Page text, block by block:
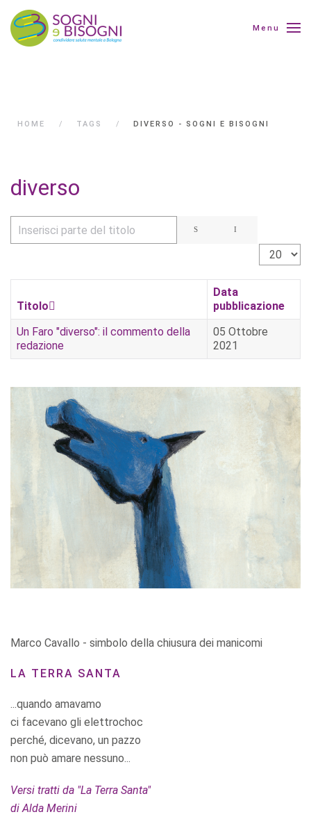
Menu
HOME TAGS DIVERSO - SOGNI E BISOGNI
diverso
Inserisci parte del titolo
Visualizza
Titolo
Data
pubblicazione
Un Faro "diverso": il commento della
redazione
05 Ottobre
2021
Marco Cavallo - simbolo della chiusura dei manicomi
LA TERRA SANTA
...quando amavamo
ci facevano gli elettrochoc
perché, dicevano, un pazzo
non può amare nessuno...
Versi tratti da "La Terra Santa"
di Alda Merini